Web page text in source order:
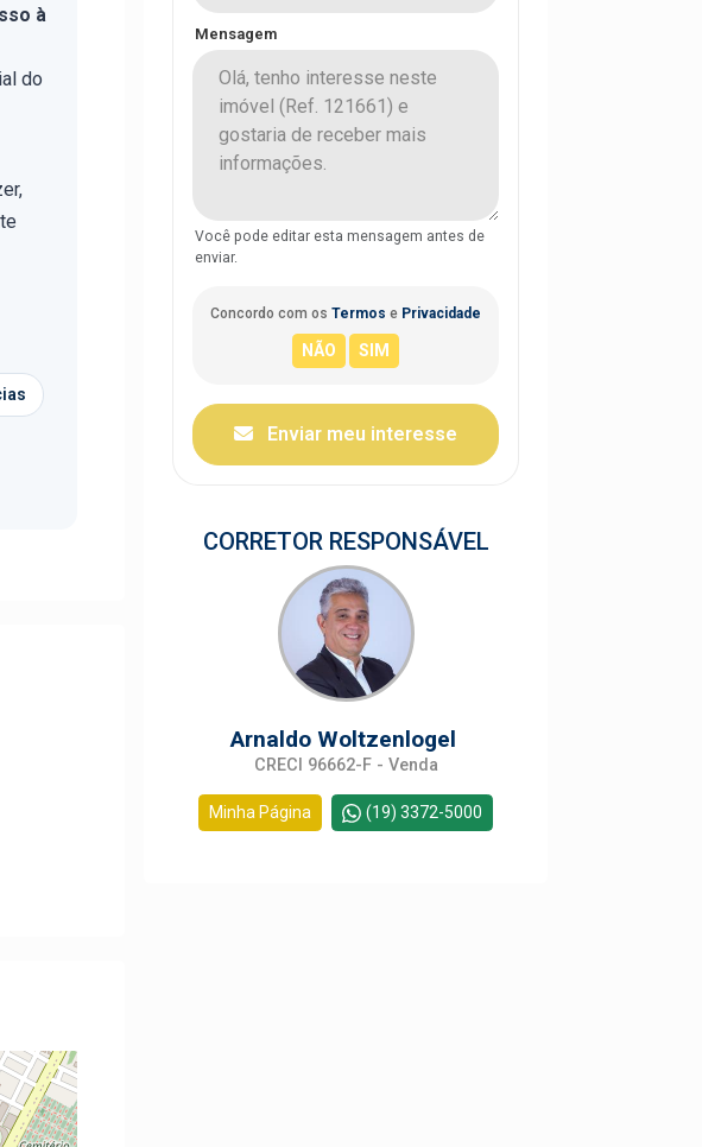
à
do
Mensagem
Você pode editar esta mensagem antes de
enviar.
Concordo com os Termos e Privacidade
Enviar meu interesse
CORRETOR RESPONSÁVEL
Arnaldo Woltzenlogel
CRECI 96662-F - Venda
Minha Página (19) 3372-5000